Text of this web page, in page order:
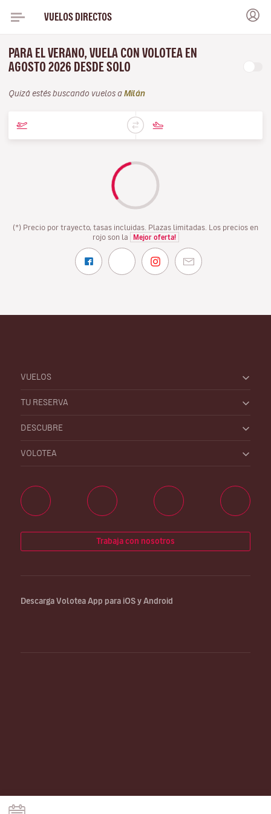
VUELOS DIRECTOS
PARA EL VERANO, VUELA CON VOLOTEA EN
AGOSTO 2026 DESDE SOLO
Quizá estés buscando vuelos a Milán
(*) Precio por trayecto, tasas incluidas. Plazas limitadas. Los precios en
rojo son la
Mejor oferta!
VUELOS
TU RESERVA
DESCUBRE
VOLOTEA
Trabaja con nosotros
Descarga Volotea App para iOS y Android